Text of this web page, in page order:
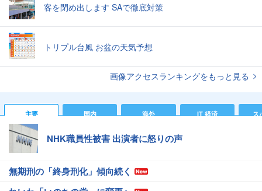
客を閉め出します SAで徹底対策
トリプル台風 お盆の天気予想
画像アクセスランキングをもっと見る
主要 国内 海外 IT 経済 ス
NHK職員性被害 出演者に怒りの声
無期刑の「終身刑化」傾向続く